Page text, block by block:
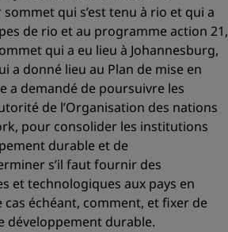
qui s’est tenu à rio et qui a
de rio et au programme action 21,
qui a eu lieu à Johannesburg,
a donné lieu au Plan de mise en
a demandé de poursuivre les
de l’Organisation des nations
pour consolider les institutions
durable et de
s’il faut fournir des
et technologiques aux pays en
échéant, comment, et fixer de
développement durable.